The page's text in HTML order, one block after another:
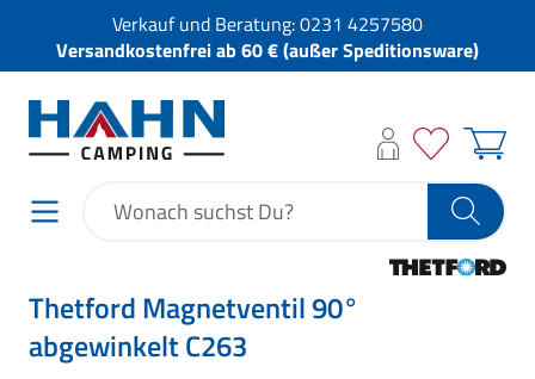
Verkauf und Beratung:0231 4257580
Versandkostenfrei ab 60 € (außer Speditionsware)
Thetford Magnetventil 90°
abgewinkelt C263